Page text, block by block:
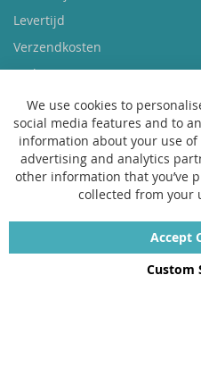
Levertijd
Verzendkosten
Ruilen & retourneren
Vragen
Veelgestelde vragen
Maattabel
We use cookies to
social media features and to
information about your use
advertising and analytics
other information that you’ve
collected from your
Accept
Custom